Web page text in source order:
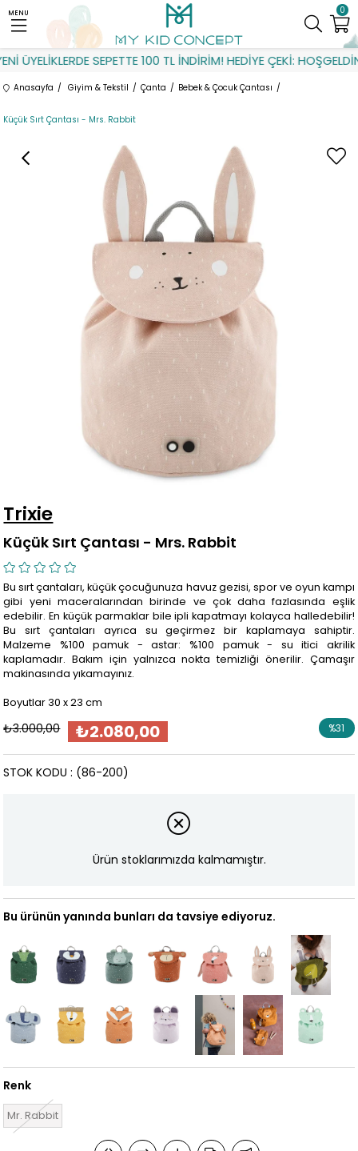
ÜYELİKLERDE SEPETTE 100 TL İNDİRİM! HEDİYE ÇEKİ: HOŞGELDİN
0
MENU
Anasayfa Giyim & Tekstil Çanta Bebek & Çocuk Çantası
Küçük Sırt Çantası - Mrs. Rabbit
Trixie
Küçük Sırt Çantası - Mrs. Rabbit
Bu sırt çantaları, küçük çocuğunuza havuz gezisi, spor ve oyun kampı
gibi yeni maceralarından birinde ve çok daha fazlasında eşlik
edebilir. En küçük parmaklar bile ipli kapatmayı kolayca halledebilir!
Bu sırt çantaları ayrıca su geçirmez bir kaplamaya sahiptir.
Malzeme %100 pamuk​ - astar: %100 pamuk​ - su itici akrilik
kaplamadır. Bakım için yalnızca nokta temizliği önerilir. Çamaşır
makinasında yıkamayınız.
Boyutlar 30 x 23 cm
₺3.000,00 ₺2.080,00 %31
(86-200)
STOK KODU
Ürün stoklarımızda kalmamıştır.
Bu ürünün yanında bunları da tavsiye ediyoruz.
Renk
Mr. Rabbit